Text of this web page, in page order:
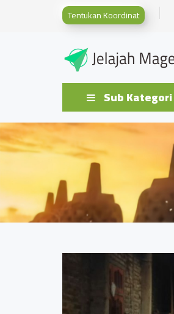
Tentukan Koordinat
Sub Kategori